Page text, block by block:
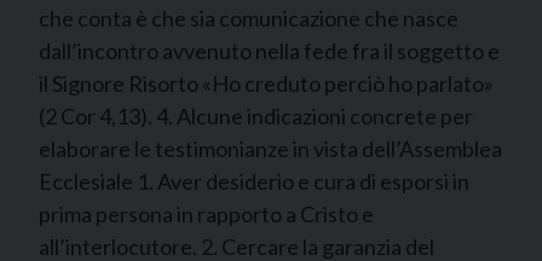
che conta è che sia comunicazione che nasce
dall’incontro avvenuto nella fede fra il soggetto e
il Signore Risorto «Ho creduto perciò ho parlato»
(2 Cor 4,13). 4. Alcune indicazioni concrete per
elaborare le testimonianze in vista dell’Assemblea
Ecclesiale 1. Aver desiderio e cura di esporsi in
prima persona in rapporto a Cristo e
all’interlocutore. 2. Cercare la garanzia del